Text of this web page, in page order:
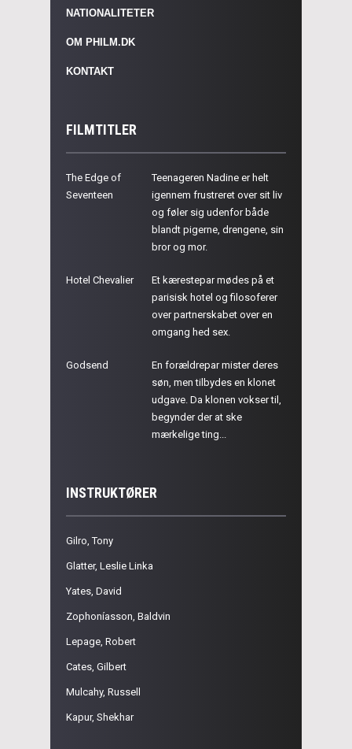
NATIONALITETER
OM PHILM.DK
KONTAKT
FILMTITLER
The Edge of
Seventeen
Teenageren Nadine er helt
igennem frustreret over sit liv
og føler sig udenfor både
blandt pigerne, drengene, sin
bror og mor.
Hotel Chevalier
Et kærestepar mødes på et
parisisk hotel og filosoferer
over partnerskabet over en
omgang hed sex.
Godsend
En forældrepar mister deres
søn, men tilbydes en klonet
udgave. Da klonen vokser til,
begynder der at ske
mærkelige ting...
INSTRUKTØRER
Gilro, Tony
Glatter, Leslie Linka
Yates, David
Zophoníasson, Baldvin
Lepage, Robert
Cates, Gilbert
Mulcahy, Russell
Kapur, Shekhar